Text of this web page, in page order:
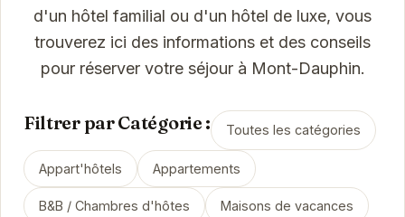
d'un hôtel familial ou d'un hôtel de luxe, vous
trouverez ici des informations et des conseils
pour réserver votre séjour à Mont-Dauphin.
Filtrer par Catégorie : Toutes les catégories
Appart'hôtels Appartements
B&B / Chambres d'hôtes Maisons de vacances